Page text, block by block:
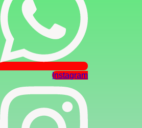
Instagram